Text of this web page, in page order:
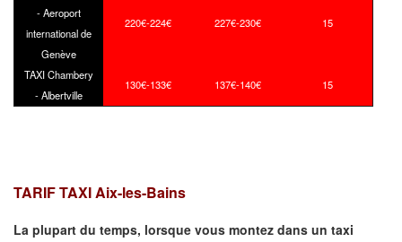
- Aeroport
international de
Genève
220€-224€ 227€-230€ 15
TAXI Chambery
- Albertville
130€-133€ 137€-140€ 15
TARIF TAXI Aix-les-Bains
La plupart du temps, lorsque vous montez dans un taxi